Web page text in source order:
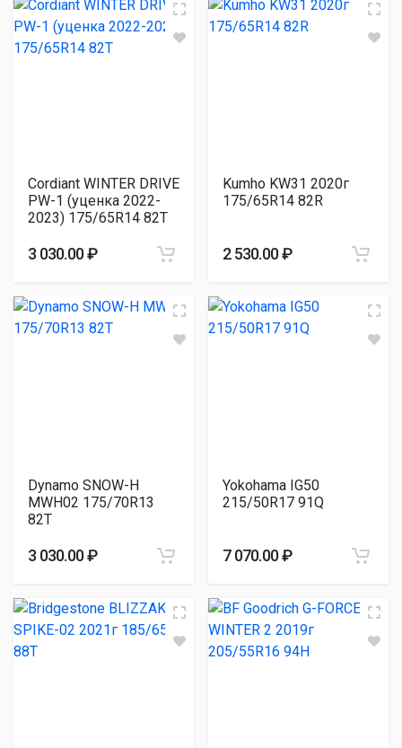
Cordiant WINTER DRIVE
PW-1 (уценка 2022-
2023) 175/65R14 82T
3 030.00 ₽
Kumho KW31 2020г
175/65R14 82R
2 530.00 ₽
Dynamo SNOW-H
MWH02 175/70R13
82T
3 030.00 ₽
Yokohama IG50
215/50R17 91Q
7 070.00 ₽